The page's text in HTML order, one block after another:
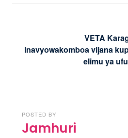
VETA
inavyowakomboa vijana
elimu ya
POSTED BY
Jamhuri